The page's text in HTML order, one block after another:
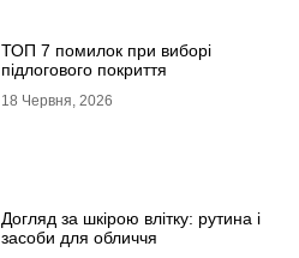
ТОП 7 помилок при виборі
підлогового покриття
18 Червня, 2026
Догляд за шкірою влітку: рутина і
засоби для обличчя